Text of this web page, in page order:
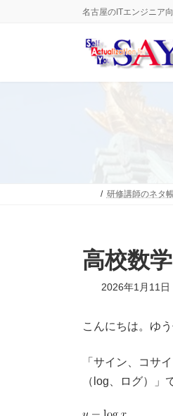
へ
ョ
名古屋のITエンジニア
研修講師のネタ帳
高校数
2026年1月11日
こんにちは。ゆう
「サイン、コサ
（log、ログ）」